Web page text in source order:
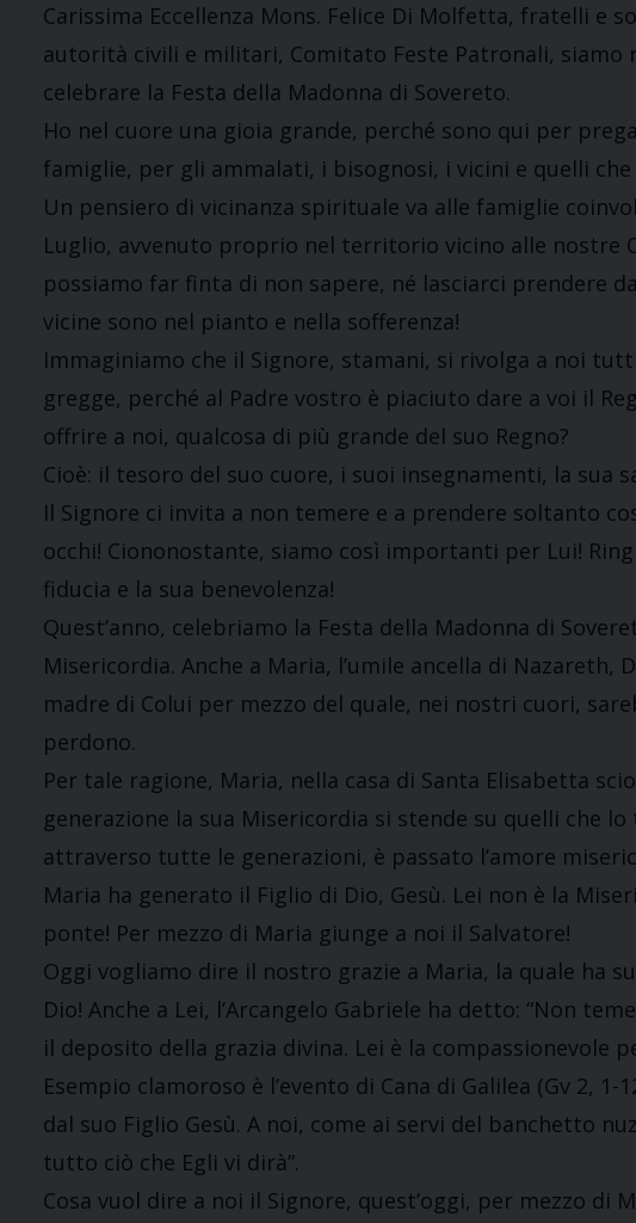
Carissima Eccellenza Mons. Felice Di Molfetta, fratelli e
autorità civili e militari, Comitato Feste Patronali,
celebrare la Festa della Madonna di Sovereto.
Ho nel cuore una gioia grande, perché sono qui per
famiglie, per gli ammalati, i bisognosi, i vicini e quelli
Un pensiero di vicinanza spirituale va alle famiglie
Luglio, avvenuto proprio nel territorio vicino alle nostre
possiamo far finta di non sapere, né lasciarci prendere
vicine sono nel pianto e nella sofferenza!
Immaginiamo che il Signore, stamani, si rivolga a noi
gregge, perché al Padre vostro è piaciuto dare a voi il
offrire a noi, qualcosa di più grande del suo Regno?
Cioè: il tesoro del suo cuore, i suoi insegnamenti, la sua
Il Signore ci invita a non temere e a prendere soltanto
occhi! Ciononostante, siamo così importanti per Lui!
fiducia e la sua benevolenza!
Quest’anno, celebriamo la Festa della Madonna di
Misericordia. Anche a Maria, l’umile ancella di
madre di Colui per mezzo del quale, nei nostri cuori,
perdono.
Per tale ragione, Maria, nella casa di Santa Elisabetta
generazione la sua Misericordia si stende su quelli che lo
attraverso tutte le generazioni, è passato l’amore
Maria ha generato il Figlio di Dio, Gesù. Lei non è la
ponte! Per mezzo di Maria giunge a noi il Salvatore!
Oggi vogliamo dire il nostro grazie a Maria, la quale ha
Dio! Anche a Lei, l’Arcangelo Gabriele ha detto: “Non
il deposito della grazia divina. Lei è la compassionevole
Esempio clamoroso è l’evento di Cana di Galilea (Gv 2,
dal suo Figlio Gesù. A noi, come ai servi del banchetto
tutto ciò che Egli vi dirà”.
Cosa vuol dire a noi il Signore, quest’oggi, per mezzo di